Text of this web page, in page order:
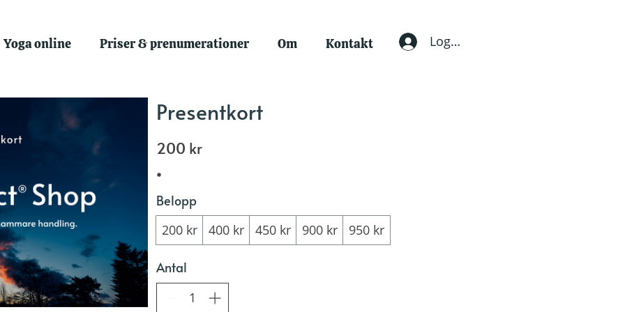
Yoga online Priser & prenumerationer Om Kontakt Logga in
Presentkort
200 kr
Belopp
200 kr 400 kr 450 kr 900 kr 950 kr
Antal